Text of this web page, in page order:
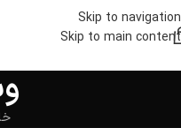
Skip to navigation
Skip to main content